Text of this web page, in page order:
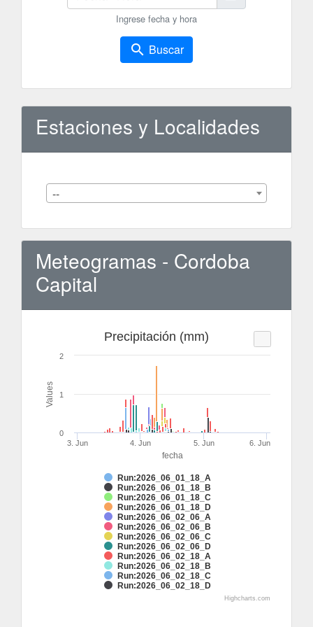
Ingrese fecha y hora
search Buscar
Estaciones y Localidades
--
Meteogramas - Cordoba
Capital
fecha
Values
Precipitación (mm)
Run:2026_06_01_18_A
Run:2026_06_01_18_B
Run:2026_06_01_18_C
Run:2026_06_01_18_D
Run:2026_06_02_06_A
Run:2026_06_02_06_B
Run:2026_06_02_06_C
Run:2026_06_02_06_D
Run:2026_06_02_18_A
Run:2026_06_02_18_B
Run:2026_06_02_18_C
Run:2026_06_02_18_D
3. Jun 4. Jun 5. Jun 6. Jun
0
1
2
Highcharts.com